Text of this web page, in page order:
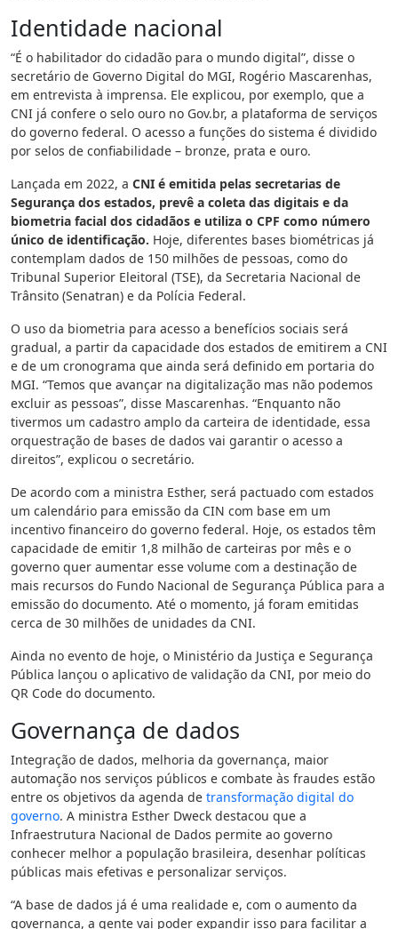
Identidade nacional
“É o habilitador do cidadão para o mundo digital”, disse o
secretário de Governo Digital do MGI, Rogério Mascarenhas,
em entrevista à imprensa. Ele explicou, por exemplo, que a
CNI já confere o selo ouro no Gov.br, a plataforma de serviços
do governo federal. O acesso a funções do sistema é dividido
por selos de confiabilidade – bronze, prata e ouro.
Lançada em 2022, a CNI é emitida pelas secretarias de
Segurança dos estados, prevê a coleta das digitais e da
biometria facial dos cidadãos e utiliza o CPF como número
único de identificação. Hoje, diferentes bases biométricas já
contemplam dados de 150 milhões de pessoas, como do
Tribunal Superior Eleitoral (TSE), da Secretaria Nacional de
Trânsito (Senatran) e da Polícia Federal.
O uso da biometria para acesso a benefícios sociais será
gradual, a partir da capacidade dos estados de emitirem a CNI
e de um cronograma que ainda será definido em portaria do
MGI. “Temos que avançar na digitalização mas não podemos
excluir as pessoas”, disse Mascarenhas. “Enquanto não
tivermos um cadastro amplo da carteira de identidade, essa
orquestração de bases de dados vai garantir o acesso a
direitos”, explicou o secretário.
De acordo com a ministra Esther, será pactuado com estados
um calendário para emissão da CIN com base em um
incentivo financeiro do governo federal. Hoje, os estados têm
capacidade de emitir 1,8 milhão de carteiras por mês e o
governo quer aumentar esse volume com a destinação de
mais recursos do Fundo Nacional de Segurança Pública para a
emissão do documento. Até o momento, já foram emitidas
cerca de 30 milhões de unidades da CNI.
Ainda no evento de hoje, o Ministério da Justiça e Segurança
Pública lançou o aplicativo de validação da CNI, por meio do
QR Code do documento.
Governança de dados
Integração de dados, melhoria da governança, maior
automação nos serviços públicos e combate às fraudes estão
entre os objetivos da agenda de transformação digital do
governo. A ministra Esther Dweck destacou que a
Infraestrutura Nacional de Dados permite ao governo
conhecer melhor a população brasileira, desenhar políticas
públicas mais efetivas e personalizar serviços.
“A base de dados já é uma realidade e, com o aumento da
governança, a gente vai poder expandir isso para facilitar a